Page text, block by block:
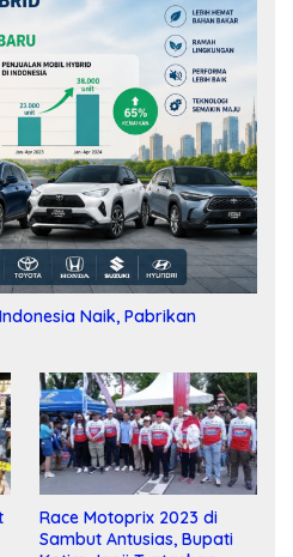
Naik, Pabrikan
Race Motoprix 2023 di
Sambut Antusias, Bupati